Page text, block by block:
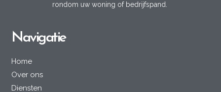
rondom uw woning of bedrijfspand.
Navigatie
Home
Over ons
Diensten